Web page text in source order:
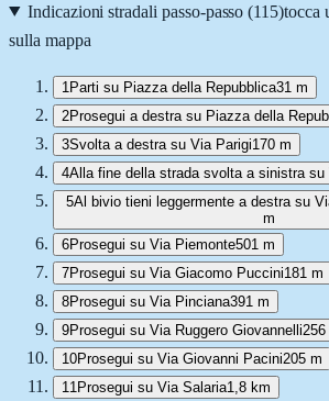
Indicazioni stradali passo-passo (115)tocca
sulla mappa
1 Parti su Piazza della Repubblica31 m
2Prosegui a destra su Piazza della
3Svolta a destra su Via Parigi170 m
4Alla fine della strada svolta a sinistra su
5Al bivio tieni leggermente a destra su
m
6Prosegui su Via Piemonte501 m
7Prosegui su Via Giacomo Puccini181 m
8Prosegui su Via Pinciana391 m
9Prosegui su Via Ruggero Giovannelli256
10Prosegui su Via Giovanni Pacini205 m
11 Prosegui su Via Salaria1,8 km